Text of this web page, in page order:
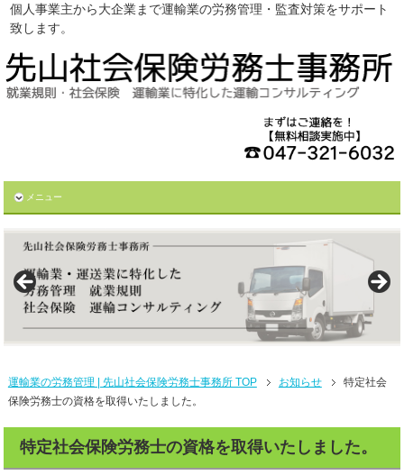
個人事業主から大企業まで運輸業の労務管理・監査対策をサポート
致します。
メニュー
運輸業の労務管理 | 先山社会保険労務士事務所 TOP お知らせ
特定社会
保険労務士の資格を取得いたしました。
特定社会保険労務士の資格を取得いたしました。